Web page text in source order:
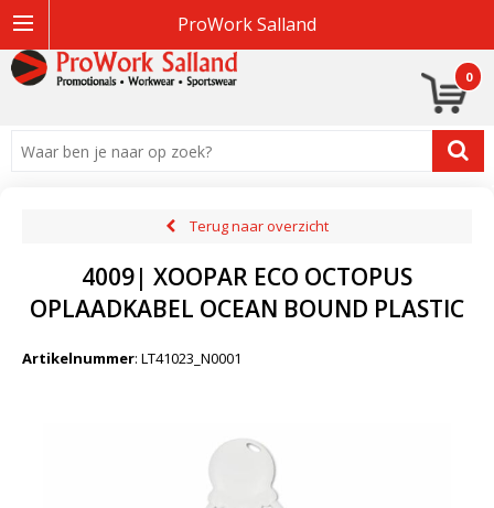
ProWork Salland
0
Terug naar overzicht
4009| XOOPAR ECO OCTOPUS
OPLAADKABEL OCEAN BOUND PLASTIC
Artikelnummer: LT41023_N0001